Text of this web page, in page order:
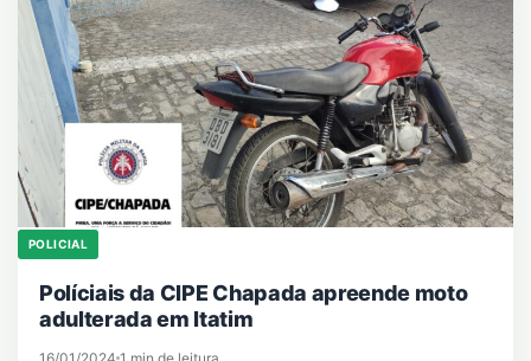
POLICIAL
Políciais da CIPE Chapada apreende moto
adulterada em Itatim